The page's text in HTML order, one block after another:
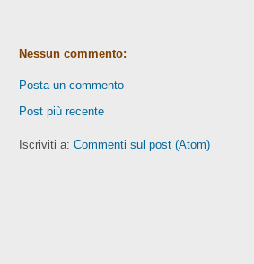
Nessun commento:
Posta un commento
Post più recente
Iscriviti a: Commenti sul post (Atom)